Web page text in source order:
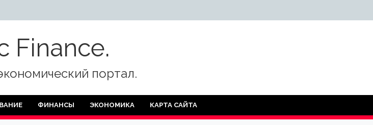
Finance.
портал.
ФИНАНСЫ ЭКОНОМИКА КАРТА САЙТА